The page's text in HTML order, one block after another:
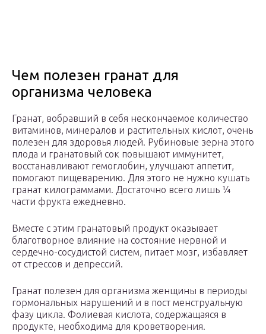
Чем полезен гранат для
организма человека
Гранат, вобравший в себя нескончаемое количество
витаминов, минералов и растительных кислот, очень
полезен для здоровья людей. Рубиновые зерна этого
плода и гранатовый сок повышают иммунитет,
восстанавливают гемоглобин, улучшают аппетит,
помогают пищеварению. Для этого не нужно кушать
гранат килограммами. Достаточно всего лишь ¼
части фрукта ежедневно.
Вместе с этим гранатовый продукт оказывает
благотворное влияние на состояние нервной и
сердечно-сосудистой систем, питает мозг, избавляет
от стрессов и депрессий.
Гранат полезен для организма женщины в периоды
гормональных нарушений и в пост менструальную
фазу цикла. Фолиевая кислота, содержащаяся в
продукте, необходима для кроветворения.